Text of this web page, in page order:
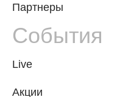
Партнеры
События
Live
Акции